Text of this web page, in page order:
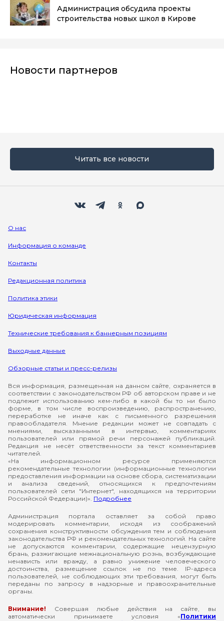
Администрация обсудила проекты
строительства новых школ в Кирове
Новости партнеров
Читать все новости
О нас
Информация о команде
Контакты
Редакционная политика
Политика этики
Юридическая информация
Технические требования к баннерным позициям
Выходные данные
Обзорные статьи и пресс-релизы
Вся информация, размещенная на данном сайте, охраняется в
соответствии с законодательством РФ об авторском праве и не
подлежит использованию кем-либо в какой бы то ни было
форме, в том числе воспроизведению, распространению,
переработке не иначе как с письменного разрешения
правообладателя. Мнение редакции может не совпадать с
мнениями, высказанными в интервью, комментариях
пользователей или прямой речи персонажей публикаций.
Редакция не несёт ответственности за текст комментариев
читателей.
«На информационном ресурсе применяются
рекомендательные технологии (информационные технологии
предоставления информации на основе сбора, систематизации
и анализа сведений, относящихся к предпочтениям
пользователей сети "Интернет", находящихся на территории
Российской Федерации)». Подробнее
Администрация портала оставляет за собой право
модерировать комментарии, исходя из соображений
сохранения конструктивности обсуждения тем и соблюдения
законодательства РФ и рекомендательных технологий. На сайте
не допускаются комментарии, содержащие нецензурную
брань, разжигающие межнациональную рознь, возбуждающие
ненависть или вражду, а равно унижение человеческого
достоинства, размещение ссылок не по теме. IP-адреса
пользователей, не соблюдающих эти требования, могут быть
переданы по запросу в надзорные и правоохранительные
органы.
Внимание! Совершая любые действия на сайте, вы
автоматически принимаете условия «Политики